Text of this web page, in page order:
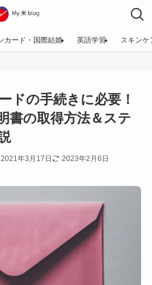
カード・国際結婚 英語学習 スキンケ
ドの手続きに必要！
書の取得方法＆ステ
2021年3月17日 2023年2月6日